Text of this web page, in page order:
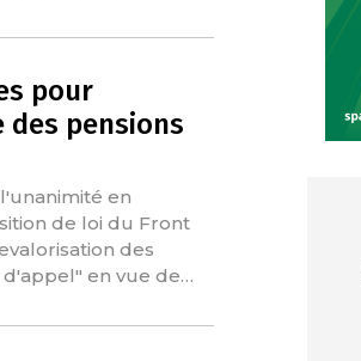
pour
des pensions
en
de loi du Front
des
en vue de…